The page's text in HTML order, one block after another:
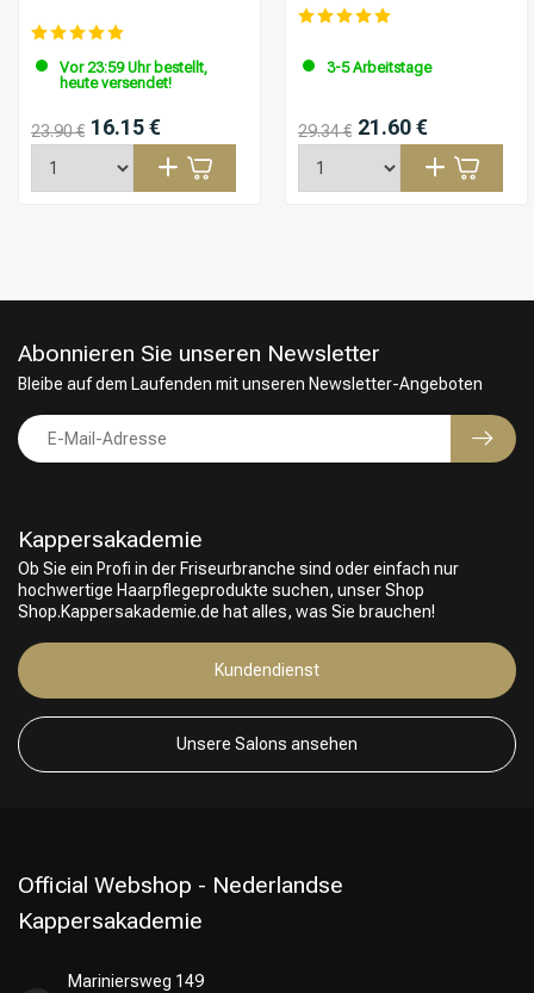
Vor 23:59 Uhr bestellt,
heute versendet!
23.90 € 16.15 €
3-5 Arbeitstage
29.34 € 21.60 €
Kappersakademie
Ob Sie ein Profi in der Friseurbranche sind oder einfach nur
hochwertige Haarpflegeprodukte suchen, unser Shop
Shop.Kappersakademie.de hat alles, was Sie brauchen!
Kundendienst
Unsere Salons ansehen
Abonnieren Sie unseren Newsletter
Bleibe auf dem Laufenden mit unseren Newsletter-Angeboten
Official Webshop - Nederlandse
Kappersakademie
Mariniersweg 149